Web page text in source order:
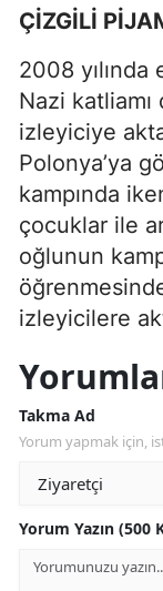
ÇİZGİLİ
2008
Nazi
izleyiciye
Polonya’ya
kampında
çocuklar ile
oğlunun
izleyicilere
Takma Ad
Yorum yapmak için,
Yorum Yazın (500